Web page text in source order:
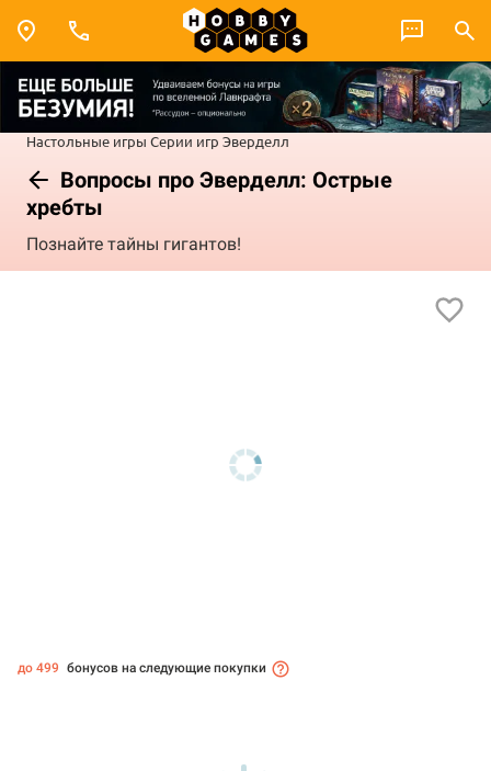
Настольные игры Серии игр Эверделл
Вопросы про Эверделл: Острые
хребты
Познайте тайны гигантов!
до 499 бонусов на следующие покупки